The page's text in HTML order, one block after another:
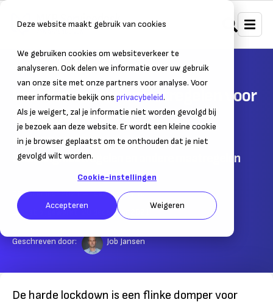
Deze website maakt gebruik van cookies
We gebruiken cookies om websiteverkeer te
analyseren. Ook delen we informatie over uw gebruik
van onze site met onze partners voor analyse. Voor
meer informatie bekijk ons privacybeleid.
Als je weigert, zal je informatie niet worden gevolgd bij
je bezoek aan deze website. Er wordt een kleine cookie
in je browser geplaatst om te onthouden dat je niet
gevolgd wilt worden.
Cookie-instellingen
Accepteren Weigeren
Home Bedrijfsvoering Corona
Lockdown: steunmaatregelen voor
ondernemers
UPDATE: NOW5&6, Bbz, TVL,
belastingmaatregelen en andere maatregelen
03 december 2021– Leestijd: 3min.
Laatst bijgewerkt:
20 december 2021
Geschreven door: Job Jansen
De harde lockdown is een flinke domper voor